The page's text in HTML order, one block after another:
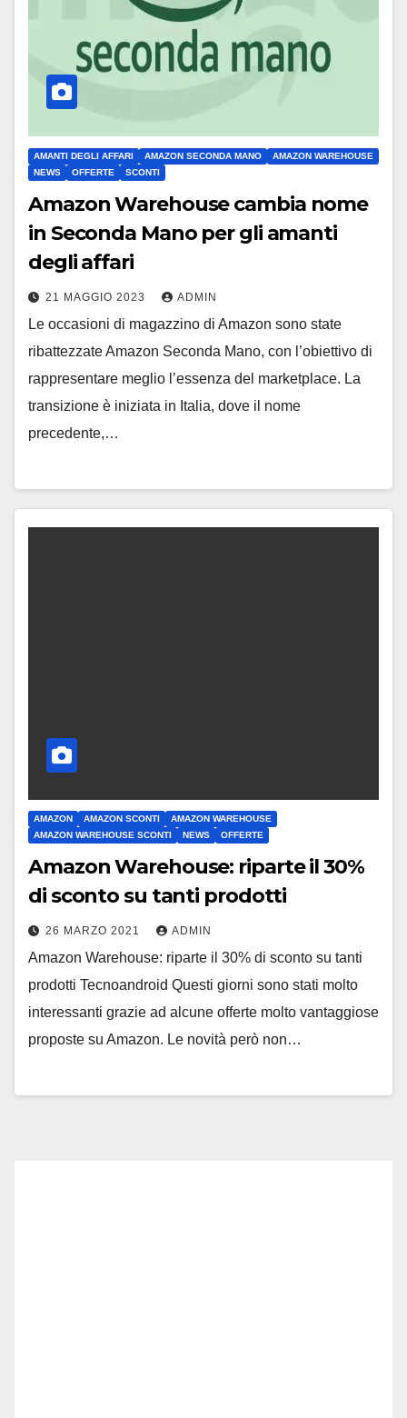
AMANTI DEGLI AFFARI AMAZON SECONDA MANO
AMAZON WAREHOUSE
NEWS
OFFERTE SCONTI
Amazon Warehouse cambia nome
in Seconda Mano per gli amanti
degli affari
21 MAGGIO 2023 ADMIN
Le occasioni di magazzino di Amazon sono state
ribattezzate Amazon Seconda Mano, con l’obiettivo di
rappresentare meglio l’essenza del marketplace. La
transizione è iniziata in Italia, dove il nome
precedente,…
AMAZON AMAZON SCONTI
AMAZON WAREHOUSE
AMAZON WAREHOUSE SCONTI
NEWS OFFERTE
Amazon Warehouse: riparte il 30%
di sconto su tanti prodotti
26 MARZO 2021 ADMIN
Amazon Warehouse: riparte il 30% di sconto su tanti
prodotti Tecnoandroid Questi giorni sono stati molto
interessanti grazie ad alcune offerte molto vantaggiose
proposte su Amazon. Le novità però non…